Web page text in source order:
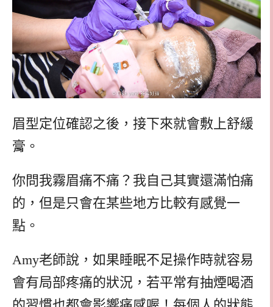
眉型定位確認之後，接下來就會敷上舒緩
膏。
你問我霧眉痛不痛？我自己其實還滿怕痛
的，但是只會在某些地方比較有感覺一
點。
Amy老師說，如果睡眠不足操作時就容易
會有局部疼痛的狀況，若平常有抽煙喝酒